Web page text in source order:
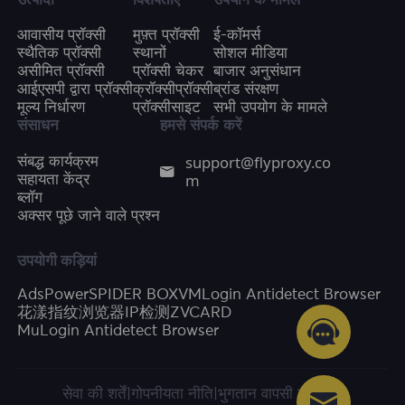
आवासीय प्रॉक्सी
स्थैतिक प्रॉक्सी
असीमित प्रॉक्सी
आईएसपी द्वारा प्रॉक्सी
मूल्य निर्धारण
मुफ़्त प्रॉक्सी
स्थानों
प्रॉक्सी चेकर
क्रॉक्सीप्रॉक्सी
प्रॉक्सीसाइट
ई-कॉमर्स
सोशल मीडिया
बाजार अनुसंधान
ब्रांड संरक्षण
सभी उपयोग के मामले
संसाधन
संबद्ध कार्यक्रम
सहायता केंद्र
ब्लॉग
अक्सर पूछे जाने वाले प्रश्न
हमसे संपर्क करें
support@flyproxy.co
m
उपयोगी कड़ियां
AdsPowerSPIDER BOXVMLogin Antidetect Browser
花漾指纹浏览器 IP检测 ZVCARD
MuLogin Antidetect Browser
सेवा की शर्तें| गोपनीयता नीति| भुगतान वापसी की नीति